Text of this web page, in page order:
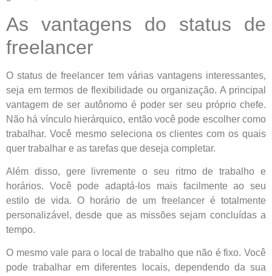
As vantagens do status de
freelancer
O status de freelancer tem várias vantagens interessantes,
seja em termos de flexibilidade ou organização. A principal
vantagem de ser autônomo é poder ser seu próprio chefe.
Não há vínculo hierárquico, então você pode escolher como
trabalhar. Você mesmo seleciona os clientes com os quais
quer trabalhar e as tarefas que deseja completar.
Além disso, gere livremente o seu ritmo de trabalho e
horários. Você pode adaptá-los mais facilmente ao seu
estilo de vida. O horário de um freelancer é totalmente
personalizável, desde que as missões sejam concluídas a
tempo.
O mesmo vale para o local de trabalho que não é fixo. Você
pode trabalhar em diferentes locais, dependendo da sua